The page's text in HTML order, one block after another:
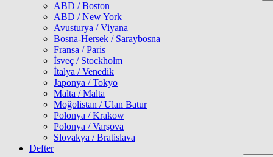
ABD / Boston
ABD / New York
Avusturya / Viyana
Bosna-Hersek / Saraybosna
Fransa / Paris
İsveç / Stockholm
İtalya / Venedik
Japonya / Tokyo
Malta / Malta
Moğolistan / Ulan Batur
Polonya / Krakow
Polonya / Varşova
Slovakya / Bratislava
Defter